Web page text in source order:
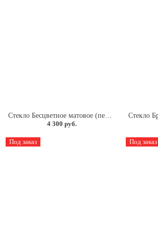
Стекло Бесцветное матовое (песок) 4мм.
4 300 руб.
Под заказ Под заказ